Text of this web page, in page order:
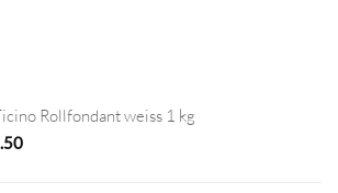
Rollfondant weiss 1 kg